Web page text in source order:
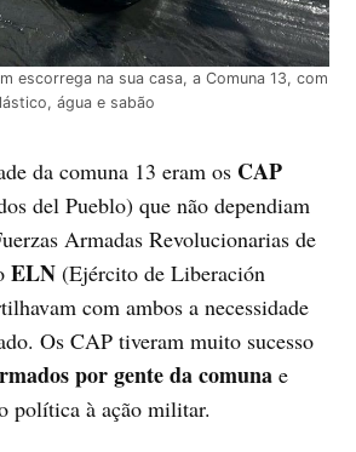
escorrega na sua casa, a Comuna 13, com
água e sabão
da comuna 13 eram os CAP
del Pueblo) que não dependiam
Armadas Revolucionarias de
ELN (Ejército de Liberación
com ambos a necessidade
Os CAP tiveram muito sucesso
por gente da comuna e
política à ação militar.